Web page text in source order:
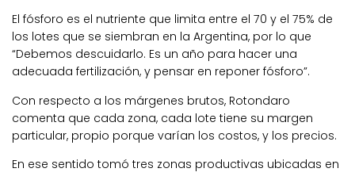
El fósforo es el nutriente que limita entre el 70 y el 75% de
los lotes que se siembran en la Argentina, por lo que
“Debemos descuidarlo. Es un año para hacer una
adecuada fertilización, y pensar en reponer fósforo”.
Con respecto a los márgenes brutos, Rotondaro
comenta que cada zona, cada lote tiene su margen
particular, propio porque varían los costos, y los precios.
En ese sentido tomó tres zonas productivas ubicadas en